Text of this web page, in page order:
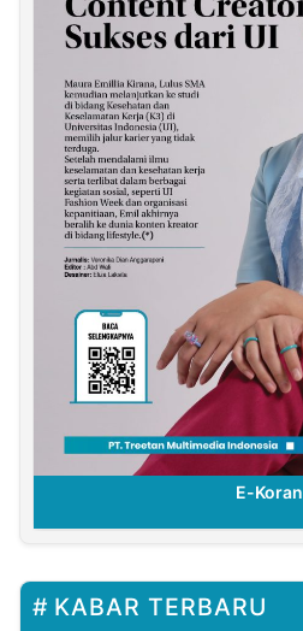
E-Koran
KABAR TERBARU